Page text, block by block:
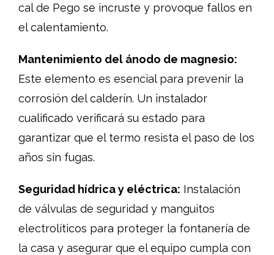
cal de Pego se incruste y provoque fallos en
el calentamiento.
Mantenimiento del ánodo de magnesio:
Este elemento es esencial para prevenir la
corrosión del calderín. Un instalador
cualificado verificará su estado para
garantizar que el termo resista el paso de los
años sin fugas.
Seguridad hídrica y eléctrica: Instalación
de válvulas de seguridad y manguitos
electrolíticos para proteger la fontanería de
la casa y asegurar que el equipo cumpla con